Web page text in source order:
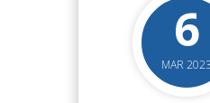
6
MAR 2023